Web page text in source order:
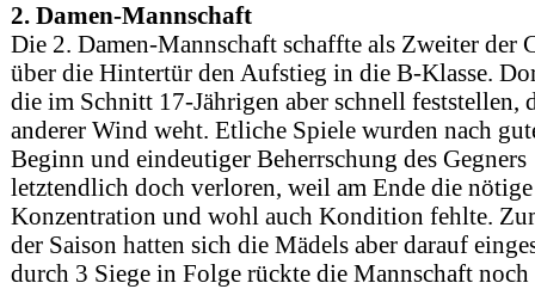
2. Damen-Mannschaft
Die 2. Damen-Mannschaft schaffte als Zweiter der
über die Hintertür den Aufstieg in die B-Klasse.
die im Schnitt 17-Jährigen aber schnell feststellen,
anderer Wind weht. Etliche Spiele wurden nach
Beginn und eindeutiger Beherrschung des Gegners
letztendlich doch verloren, weil am Ende die nötige
Konzentration und wohl auch Kondition fehlte.
der Saison hatten sich die Mädels aber darauf
durch 3 Siege in Folge rückte die Mannschaft noch